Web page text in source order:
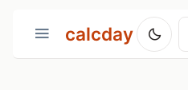
calcday